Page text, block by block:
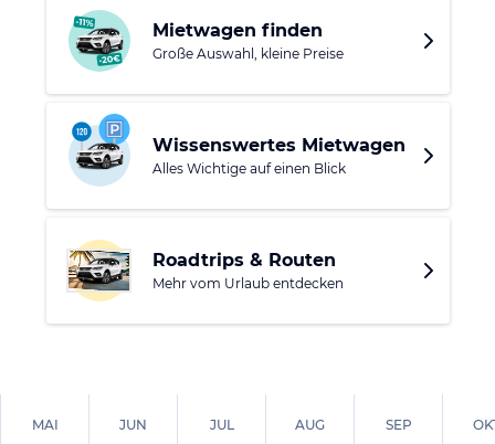
Mietwagen finden
Große Auswahl, kleine Preise
Wissenswertes Mietwagen
Alles Wichtige auf einen Blick
Roadtrips & Routen
Mehr vom Urlaub entdecken
MAI JUN JUL AUG SEP